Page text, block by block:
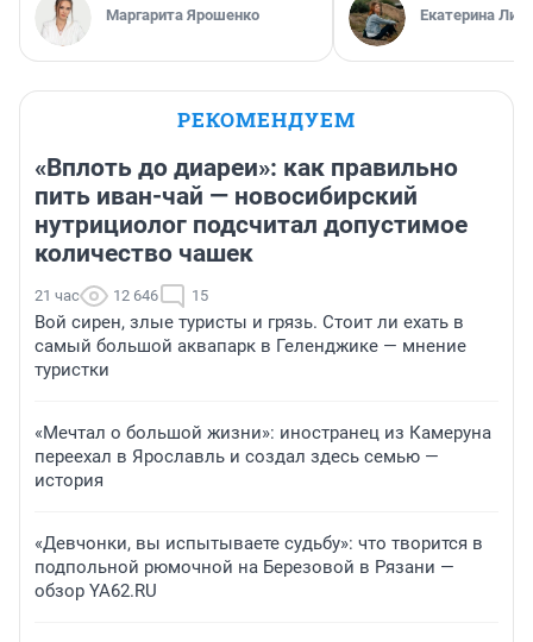
Маргарита Ярошенко Екатерина
РЕКОМЕНДУЕМ
«Вплоть до диареи»: как правильно
пить иван-чай — новосибирский
нутрициолог подсчитал допустимое
количество чашек
21 час 12 646 15
Вой сирен, злые туристы и грязь. Стоит ли ехать в
самый большой аквапарк в Геленджике — мнение
туристки
«Мечтал о большой жизни»: иностранец из Камеруна
переехал в Ярославль и создал здесь семью —
история
«Девчонки, вы испытываете судьбу»: что творится в
подпольной рюмочной на Березовой в Рязани —
обзор YA62.RU